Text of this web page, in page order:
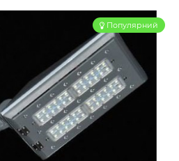
Популярний